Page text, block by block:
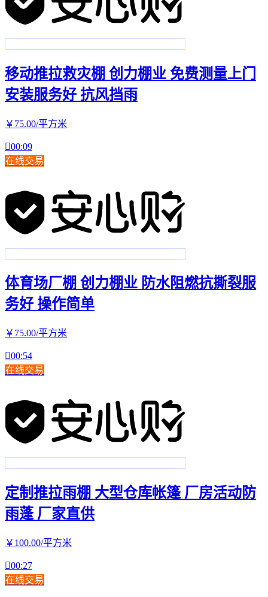
移动推拉救灾棚 创力棚业 免费测量上门
安装服务好 抗风挡雨
￥ 75.00/平方米
00:09
在线交易
体育场厂棚 创力棚业 防水阻燃抗撕裂服
务好 操作简单
￥ 75.00/平方米
00:54
在线交易
定制推拉雨棚 大型仓库帐篷 厂房活动防
雨蓬 厂家直供
￥ 100.00/平方米
00:27
在线交易